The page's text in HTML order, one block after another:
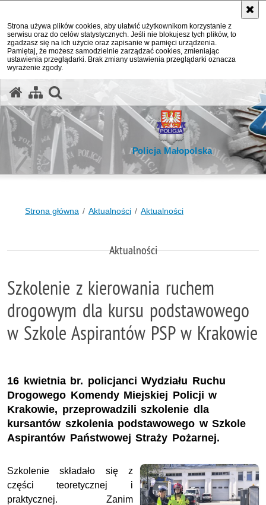
Strona używa plików cookies, aby ułatwić użytkownikom korzystanie z
serwisu oraz do celów statystycznych. Jeśli nie blokujesz tych plików, to
zgadzasz się na ich użycie oraz zapisanie w pamięci urządzenia.
Pamiętaj, że możesz samodzielnie zarządzać cookies, zmieniając
ustawienia przeglądarki. Brak zmiany ustawienia przeglądarki oznacza
wyrażenie zgody.
Policja Małopolska
Strona główna Aktualności Aktualności
Aktualności
Szkolenie z kierowania ruchem
drogowym dla kursu podstawowego
w Szkole Aspirantów PSP w Krakowie
16 kwietnia br. policjanci Wydziału Ruchu
Drogowego Komendy Miejskiej Policji w
Krakowie, przeprowadzili szkolenie dla
kursantów szkolenia podstawowego w Szkole
Aspirantów Państwowej Straży Pożarnej.
Szkolenie składało się z
części teoretycznej i
praktycznej. Zanim